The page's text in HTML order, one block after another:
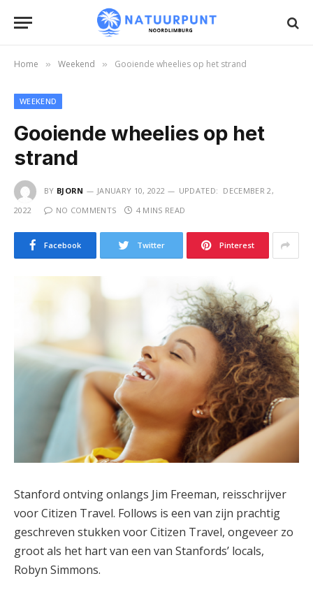
Home » Weekend » Gooiende wheelies op het strand
WEEKEND
Gooiende wheelies op het
strand
BY BJORN JANUARY 10, 2022 UPDATED: DECEMBER 2,
2022
NO COMMENTS 4 MINS READ
Facebook Twitter Pinterest
Stanford ontving onlangs Jim Freeman, reisschrijver
voor Citizen Travel. Follows is een van zijn prachtig
geschreven stukken voor Citizen Travel, ongeveer zo
groot als het hart van een van Stanfords’ locals,
Robyn Simmons.